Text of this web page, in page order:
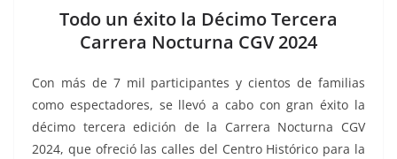
e
b
o
o
k
er l s
A
p
p
y
Li
n
k
gr
a
m
e
Todo un éxito la Décimo Tercera
Carrera Nocturna CGV 2024
Con más de 7 mil participantes y cientos de familias
como espectadores, se llevó a cabo con gran éxito la
décimo tercera edición de la Carrera Nocturna CGV
2024, que ofreció las calles del Centro Histórico para la